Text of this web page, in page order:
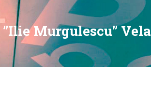
Murgulescu” Vela